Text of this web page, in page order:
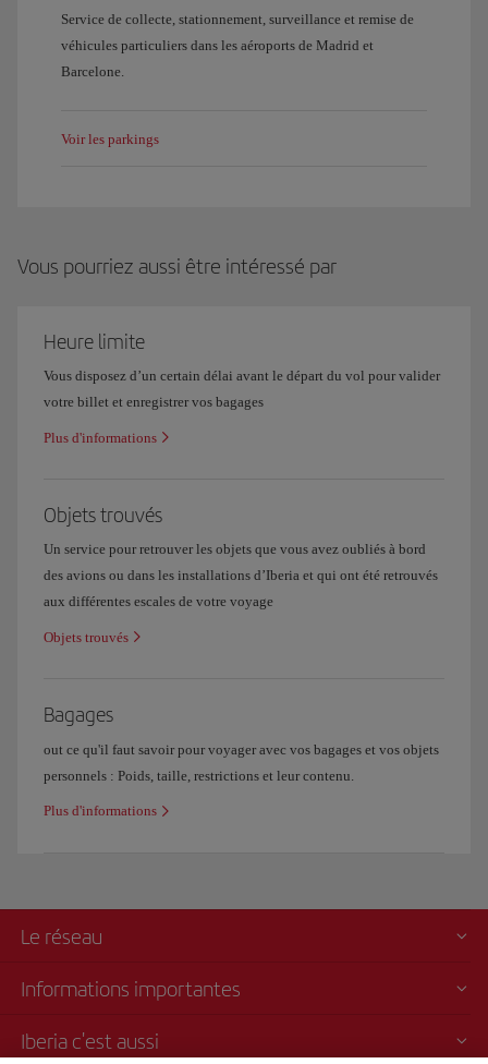
Service de collecte, stationnement, surveillance et remise de
véhicules particuliers dans les aéroports de Madrid et
Barcelone.
Voir les parkings
Vous pourriez aussi être intéressé par
Heure limite
Vous disposez d’un certain délai avant le départ du vol pour valider
votre billet et enregistrer vos bagages
Plus d'informations
Objets trouvés
Un service pour retrouver les objets que vous avez oubliés à bord
des avions ou dans les installations d’Iberia et qui ont été retrouvés
aux différentes escales de votre voyage
Objets trouvés
Bagages
out ce qu'il faut savoir pour voyager avec vos bagages et vos objets
personnels : Poids, taille, restrictions et leur contenu.
Plus d'informations
Le réseau
Informations importantes
Iberia c'est aussi